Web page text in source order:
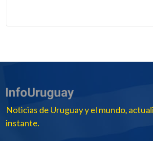
Noticias de Uruguay y el mundo,
instante.